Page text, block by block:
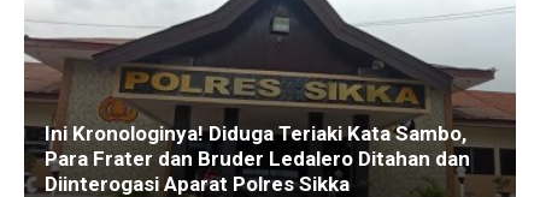
Ini Kronologinya! Diduga Teriaki Kata Sambo,
Para Frater dan Bruder Ledalero Ditahan dan
Diinterogasi Aparat Polres Sikka